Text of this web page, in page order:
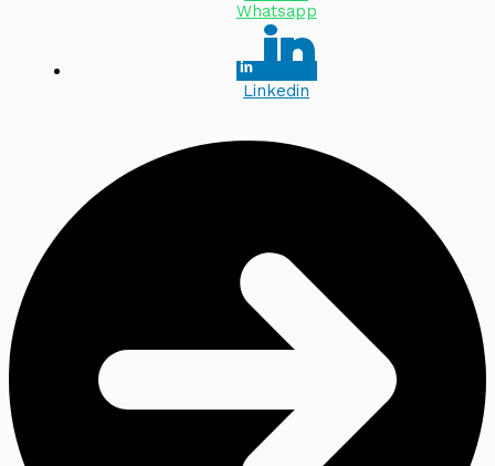
Whatsapp
Linkedin